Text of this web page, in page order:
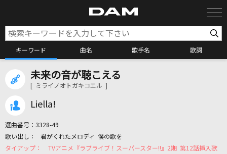
キーワード 曲名 歌手名 歌詞
カラオケ検索
カラオケリクエスト
未来の音が聴こえる
[ ミライノオトガキコエル ]
Liella!
選曲番号： 3328-49
君がくれたメロディ 僕の歌を
TVアニメ『ラブライブ！スーパースター!!』2期 第12話挿入歌